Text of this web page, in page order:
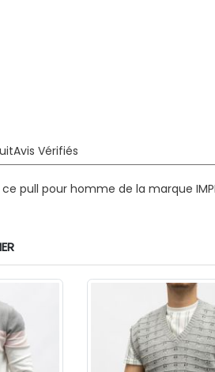
Avis Vérifiés
pull pour homme de la marque